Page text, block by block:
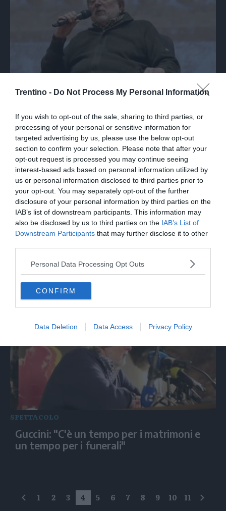
Trentino - Do Not Process My Personal Information
If you wish to opt-out of the sale, sharing to third parties, or
processing of your personal or sensitive information for
targeted advertising by us, please use the below opt-out
section to confirm your selection. Please note that after your
opt-out request is processed you may continue seeing
interest-based ads based on personal information utilized by
us or personal information disclosed to third parties prior to
your opt-out. You may separately opt-out of the further
disclosure of your personal information by third parties on the
IAB’s list of downstream participants. This information may
also be disclosed by us to third parties on the IAB’s List of
Downstream Participants that may further disclose it to other
Personal Data Processing Opt Outs
CONFIRM
Data Deletion Data Access Privacy Policy
SPETTACOLO
tifoserie che si urlano contro e
dimenticano vittime"
Francesco Guccini racconta le sue canzoni
da osteria attraverso le culture
SPETTACOLO
Guccini: "C'è un tempo per i matrimoni e
un tempo per i funerali"
precedente
1 2 3 4 5 6 7 8 9 10 11